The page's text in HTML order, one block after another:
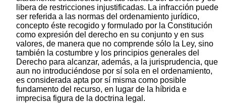
libera de restricciones injustificadas. La infracción puede
ser referida a las normas del ordenamiento jurídico,
concepto éste recogido y formulado por la Constitución
como expresión del derecho en su conjunto y en sus
valores, de manera que no comprende sólo la Ley, sino
también la costumbre y los principios generales del
Derecho para alcanzar, además, a la jurisprudencia, que
aun no introduciéndose por sí sola en el ordenamiento,
es considerada apta por sí misma como posible
fundamento del recurso, en lugar de la híbrida e
imprecisa figura de la doctrina legal.